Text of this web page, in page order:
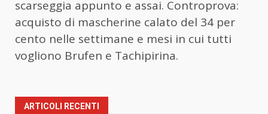
scarseggia appunto e assai. Controprova:
acquisto di mascherine calato del 34 per
cento nelle settimane e mesi in cui tutti
vogliono Brufen e Tachipirina.
ARTICOLI RECENTI